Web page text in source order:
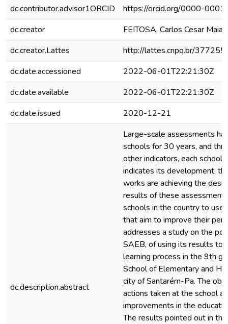
dc.contributor.advisor1ORCID
https://orcid.org/0000-
dc.creator
FEITOSA, Carlos Cesar Maia
dc.creator.Lattes
http://lattes.cnpq.br/
dc.date.accessioned
2022-06-01T22:21:30Z
dc.date.available
2022-06-01T22:21:30Z
dc.date.issued
2020-12-21
dc.description.abstract
Large-scale assessments
schools for 30 years, and
other indicators, each school
indicates its development,
works are achieving the
results of these
schools in the country to
that aim to improve their
addresses a study on the
SAEB, of using its results to
learning process in the 9th
School of Elementary and
city of Santarém-Pa. The
actions taken at the school
improvements in the
The results pointed out in